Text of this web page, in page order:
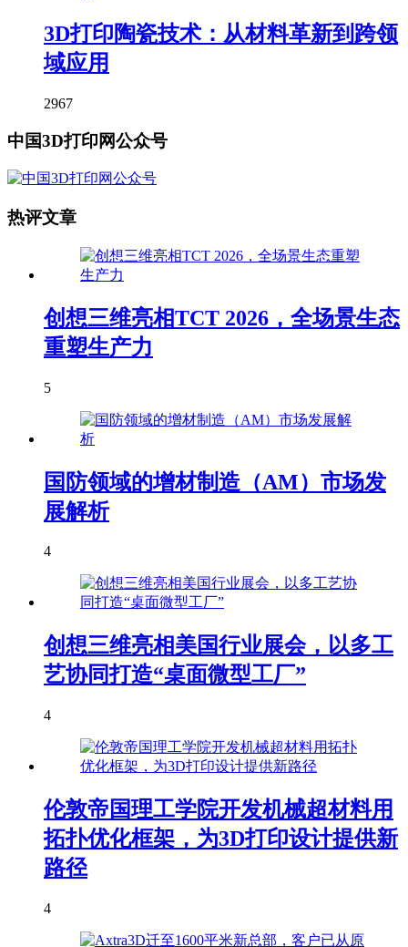
3D打印陶瓷技术：从材料革新到跨领
域应用
2967
中国3D打印网公众号
热评文章
创想三维亮相TCT 2026，全场景生态
重塑生产力
5
国防领域的增材制造（AM）市场发
展解析
4
创想三维亮相美国行业展会，以多工
艺协同打造“桌面微型工厂”
4
伦敦帝国理工学院开发机械超材料用
拓扑优化框架，为3D打印设计提供新
路径
4